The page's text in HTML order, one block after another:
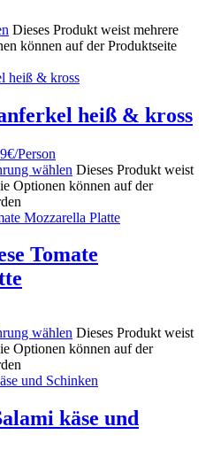
Dieses Produkt weist mehrere
können auf der Produktseite
heiß & kross
Person
wählen Dieses Produkt weist
Optionen können auf der
Tomate
wählen Dieses Produkt weist
Optionen können auf der
käse und